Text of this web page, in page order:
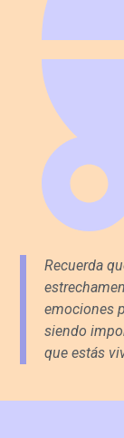
Recuerda
emociones
siendo
que estás